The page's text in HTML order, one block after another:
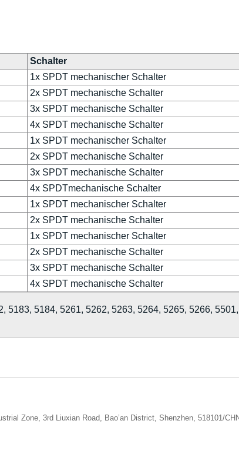
Schalter
1x SPDT mechanischer Schalter
2x SPDT mechanische Schalter
3x SPDT mechanische Schalter
4x SPDT mechanische Schalter
1x SPDT mechanischer Schalter
2x SPDT mechanische Schalter
3x SPDT mechanische Schalter
4x SPDTmechanische Schalter
1x SPDT mechanischer Schalter
2x SPDT mechanische Schalter
1x SPDT mechanischer Schalter
2x SPDT mechanische Schalter
3x SPDT mechanische Schalter
4x SPDT mechanische Schalter
5183, 5184, 5261, 5262, 5263, 5264, 5265, 5266,
Zone, 3rd Liuxian Road, Bao’an District, Shenzhen, 518101/